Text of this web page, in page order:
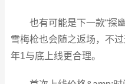
也有可能是下一款“探
雪梅枪也会随之返场，不
年1与底上线更合理。